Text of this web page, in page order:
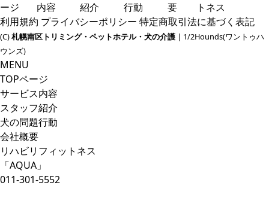
ージ
内容
紹介
行動
要
トネス
利用規約 プライバシーポリシー 特定商取引法に基づく表記
(C)札幌南区トリミング・ペットホテル・犬の介護 | 1/2Hounds(ワントゥハ
ウンズ)
MENU
TOPページ
サービス内容
スタッフ紹介
犬の問題行動
会社概要
リハビリフィットネス
「AQUA」
011-301-5552